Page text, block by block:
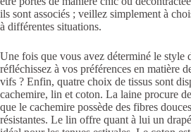
ils sont associés ; veillez simplement à
à différentes situations.
Une fois que vous avez déterminé le style
réfléchissez à vos préférences en matière
vifs ? Enfin, quatre choix de tissus sont
cachemire, lin et coton. La laine procure
que le cachemire possède des fibres
résistantes. Le lin offre quant à lui un